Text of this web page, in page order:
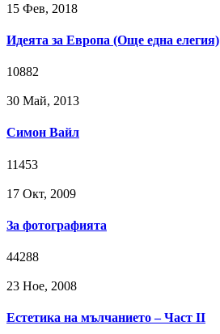
15 Фев, 2018
Идеята за Европа (Още една елегия)
10882
30 Май, 2013
Симон Вайл
11453
17 Окт, 2009
За фотографията
44288
23 Ное, 2008
Естетика на мълчанието – Част II